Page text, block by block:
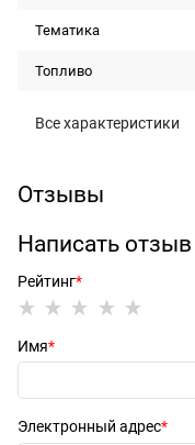
Тематика
Топливо
Все характеристики
Отзывы
Написать отзыв
Рейтинг
Имя
Электронный адрес